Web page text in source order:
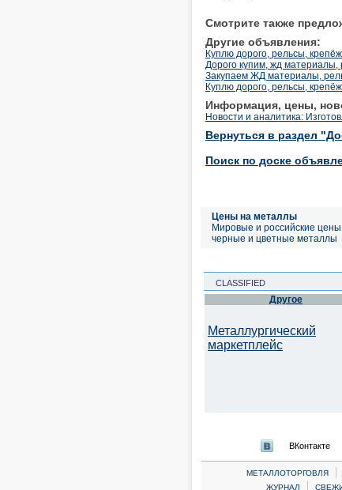
Смотрите также
Другие объявления:
Куплю дорого, рельсы,
Дорого купим, жд
Закупаем ЖД материалы,
Куплю дорого, рельсы,
Информация, цены,
Новости и аналитика:
Вернуться в раздел
Поиск по доске
Цены на металлы
Мировые и российские
черные и цветные металлы
CLASSIFIED
Другое
Металлургический
маркетплейс
ВКонтакте
МЕТАЛЛОТОРГОВЛЯ |
ЖУРНАЛ
|